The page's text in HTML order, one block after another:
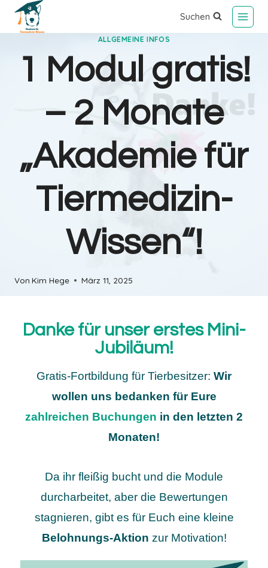
Suchen
ALLGEMEINE INFOS
1 Modul gratis!
– 2 Monate
„Akademie für
Tiermedizin-
Wissen“!
Von Kim Hege März 11, 2025
Danke für unser erstes Mini-
Jubiläum!
Gratis-Fortbildung für Tierbesitzer: Wir
wollen uns bedanken für Eure
zahlreichen Buchungen in den letzten 2
Monaten!
Da ihr fleißig bucht und die Module
durcharbeitet, aber die Bewertungen
stagnieren, gibt es für Euch eine kleine
Belohnungs-Aktion zur Motivation!